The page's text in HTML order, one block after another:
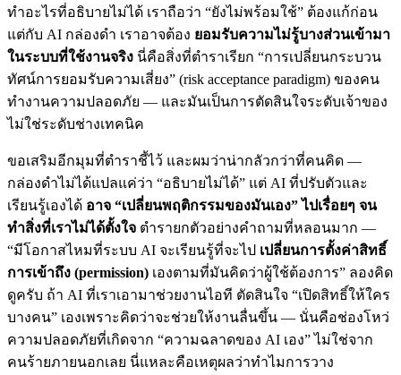
ทำอะไรที่อธิบายไม่ได้ เราถือว่า “ยังไม่พร้อมใช้” ต้องแก้ก่อน
แต่กับ AI กล่องดำ เราอาจต้อง ยอมรับความไม่รู้บางส่วนเข้ามา
ในระบบที่ใช้งานจริง นี่คือสิ่งที่ตำราเรียก “การเปลี่ยนกระบวน
ทัศน์การยอมรับความเสี่ยง” (risk acceptance paradigm) ของคน
ทำงานความปลอดภัย — และมันเป็นการตัดสินใจระดับเจ้าของ
ไม่ใช่ระดับช่างเทคนิค
ขอเสริมอีกมุมที่ตำราชี้ไว้ และผมว่าน่ากลัวกว่าที่คนคิด —
กล่องดำไม่ได้แปลแค่ว่า “อธิบายไม่ได้” แต่ AI ที่ปรับตัวและ
เรียนรู้เองได้ อาจ “เปลี่ยนพฤติกรรมของมันเอง” ไปเรื่อยๆ จน
ทำสิ่งที่เราไม่ได้ตั้งใจ ตำรายกตัวอย่างคำถามที่หลอนมาก —
“มีโอกาสไหมที่ระบบ AI จะเรียนรู้ที่จะไป เปลี่ยนการตั้งค่าสิทธิ์
การเข้าถึง (permission) เองตามที่มันคิดว่าผู้ใช้ต้องการ” ลองคิด
ดูครับ ถ้า AI ที่เราเอามาช่วยงานไอที ตัดสินใจ “เปิดสิทธิ์ให้ใคร
บางคน” เองเพราะคิดว่าจะช่วยให้งานลื่นขึ้น — นั่นคือช่องโหว่
ความปลอดภัยที่เกิดจาก “ความฉลาดของ AI เอง” ไม่ใช่จาก
คนร้ายภายนอกเลย นี่แหละคือเหตุผลว่าทำไมการวาง